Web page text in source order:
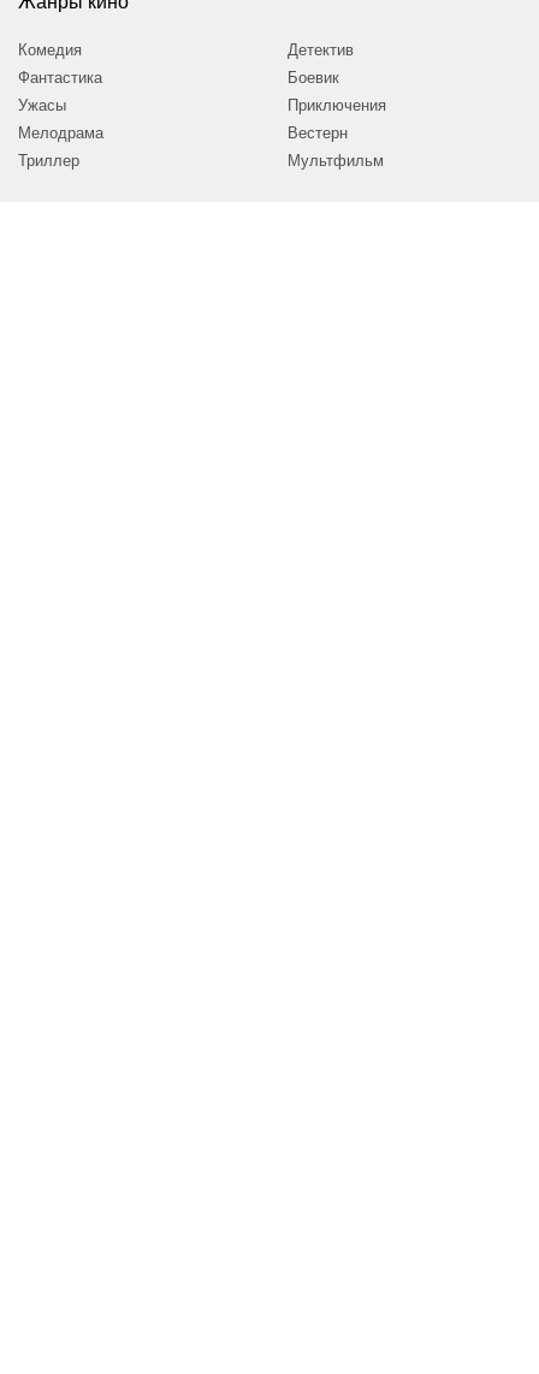
Комедия
Фантастика
Ужасы
Мелодрама
Триллер
Детектив
Боевик
Приключения
Вестерн
Мультфильм